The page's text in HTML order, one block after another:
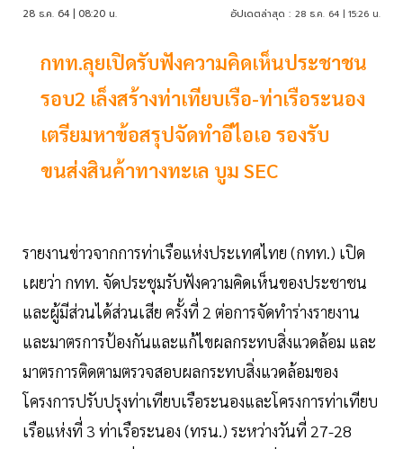
28 ธ.ค. 64 | 08:20 น. อัปเดตล่าสุด : 28 ธ.ค. 64 | 15:26 น.
กทท.ลุยเปิดรับฟังความคิดเห็นประชาชน
รอบ2 เล็งสร้างท่าเทียบเรือ-ท่าเรือระนอง
เตรียมหาข้อสรุปจัดทำอีไอเอ รองรับ
ขนส่งสินค้าทางทะเล บูม SEC
รายงานข่าวจากการท่าเรือแห่งประเทศไทย (กทท.) เปิด
เผยว่า กทท. จัดประชุมรับฟังความคิดเห็นของประชาชน
และผู้มีส่วนได้ส่วนเสีย ครั้งที่ 2 ต่อการจัดทำร่างรายงาน
และมาตรการป้องกันและแก้ไขผลกระทบสิ่งแวดล้อม และ
มาตรการติดตามตรวจสอบผลกระทบสิ่งแวดล้อมของ
โครงการปรับปรุงท่าเทียบเรือระนองและโครงการท่าเทียบ
เรือแห่งที่ 3 ท่าเรือระนอง (ทรน.) ระหว่างวันที่ 27-28